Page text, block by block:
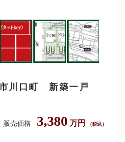
川口町 新築一戸
販売価格 3,380 万円 （税込）